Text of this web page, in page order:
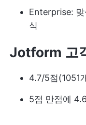
Enterprise:
식
Jotform 고
4.7/5점(1051
5점 만점에